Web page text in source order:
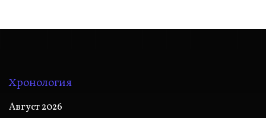
Хронология
Август 2026